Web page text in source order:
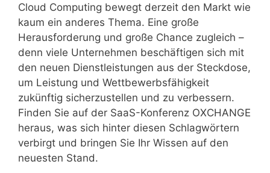
Cloud Computing bewegt derzeit den Markt wie
kaum ein anderes Thema. Eine große
Herausforderung und große Chance zugleich –
denn viele Unternehmen beschäftigen sich mit
den neuen Dienstleistungen aus der Steckdose,
um Leistung und Wettbewerbsfähigkeit
zukünftig sicherzustellen und zu verbessern.
Finden Sie auf der SaaS-Konferenz OXCHANGE
heraus, was sich hinter diesen Schlagwörtern
verbirgt und bringen Sie Ihr Wissen auf den
neuesten Stand.